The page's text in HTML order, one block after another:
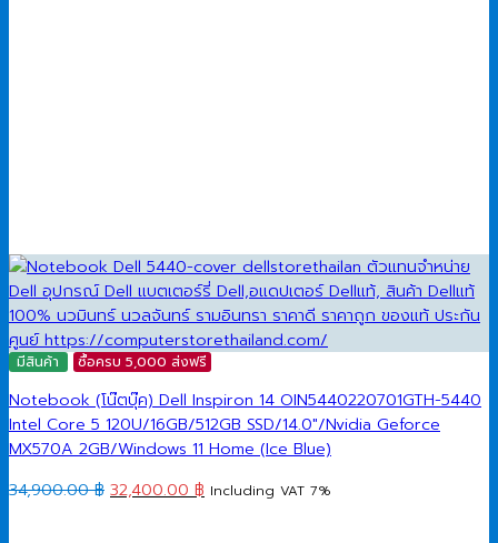
มีสินค้า ซื้อครบ 5,000 ส่งฟรี
Notebook (โน๊ตบุ๊ค) Dell Inspiron 14 OIN5440220701GTH-5440
Intel Core 5 120U/16GB/512GB SSD/14.0″/Nvidia Geforce
MX570A 2GB/Windows 11 Home (Ice Blue)
34,900.00฿ Original
32,400.00 ฿ Current
Including VAT 7%